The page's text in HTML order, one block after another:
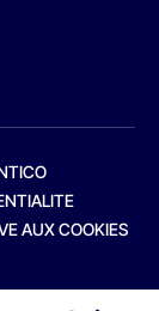
AUX COOKIES